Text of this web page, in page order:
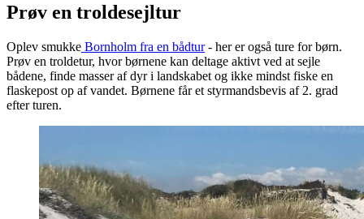
Prøv en troldesejltur
Oplev smukke Bornholm fra en bådtur- her er også ture for børn.
Prøv en troldetur, hvor børnene kan deltage aktivt ved at sejle
bådene, finde masser af dyr i landskabet og ikke mindst fiske en
flaskepost op af vandet. Børnene får et styrmandsbevis af 2. grad
efter turen.